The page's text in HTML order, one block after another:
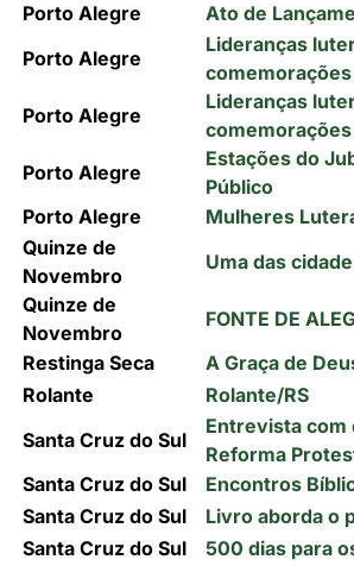
Porto Alegre
Ato de
Porto Alegre
Lideranças
Porto Alegre
Lideranças
Porto Alegre
Estações do
Público
Porto Alegre
Mulheres
Quinze de
Novembro
Uma das
Quinze de
Novembro
FONTE DE
Restinga Seca
A Graça de
Rolante
Rolante/RS
Santa Cruz do Sul
Entrevista com
Reforma
Santa Cruz do Sul
Encontros
Santa Cruz do Sul
Livro aborda o
Santa Cruz do Sul
500 dias para